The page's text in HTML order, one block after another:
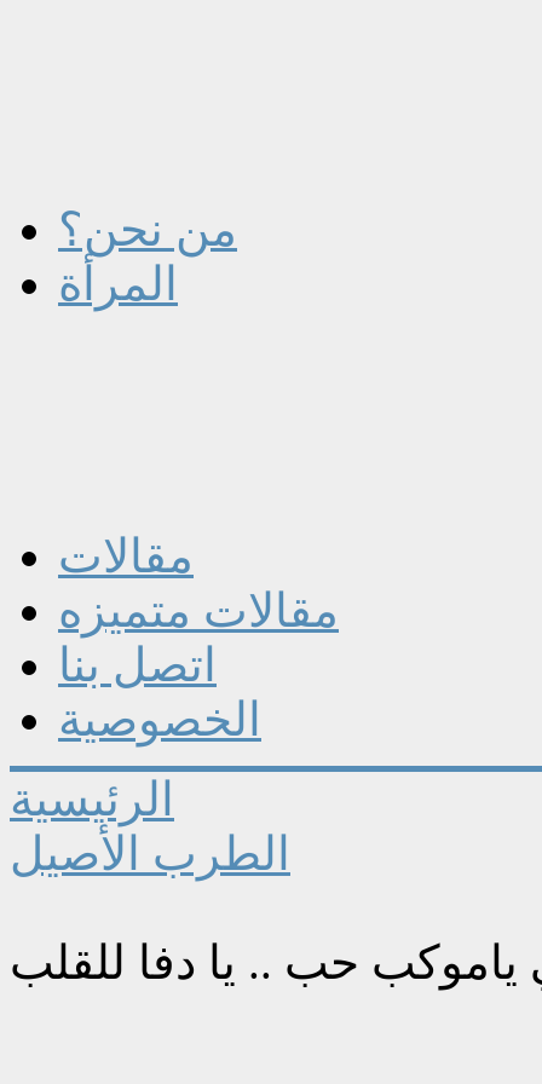
من نحن؟
المرأة
مقالات
مقالات متميزه
اتصل بنا
الخصوصية
الرئيسية
الطرب الأصيل